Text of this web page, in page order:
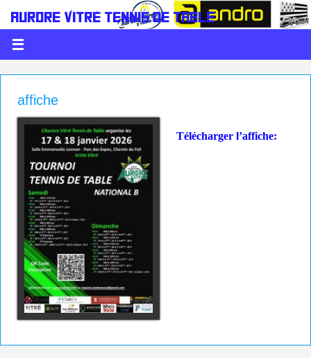
AURORE VITRÉ TENNIS DE TABLE
LE PING C'EST DE LA BALLE
affiche
Télécharger l’affiche: